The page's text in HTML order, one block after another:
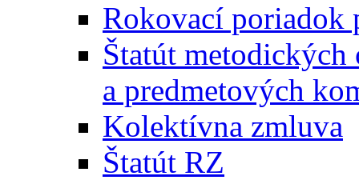
Rokovací poriadok
Štatút
a predmetových
Kolektívna zmluva
Štatút RZ